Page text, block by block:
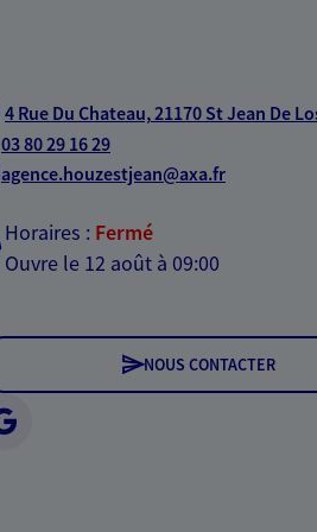
4 Rue Du Chateau,21170 St Jean De
03 80 29 16 29
agence.houzestjean@axa.fr
Horaires : Fermé
Ouvre le 12 août à 09:00
NOUS CONTACTER